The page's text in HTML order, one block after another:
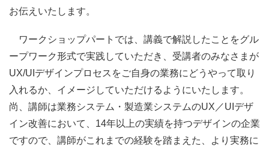
お伝えいたします。
ワークショップパートでは、講義で解説したことをグル
ープワーク形式で実践していただき、受講者のみなさまが
UX/UIデザインプロセスをご自身の業務にどうやって取り
入れるか、イメージしていただけるようにいたします。
尚、講師は業務システム・製造業システムのUX／UIデザ
イン改善において、14年以上の実績を持つデザインの企業
ですので、講師がこれまでの経験を踏まえた、より実務に